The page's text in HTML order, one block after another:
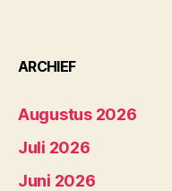
ARCHIEF
Augustus 2026
Juli 2026
Juni 2026